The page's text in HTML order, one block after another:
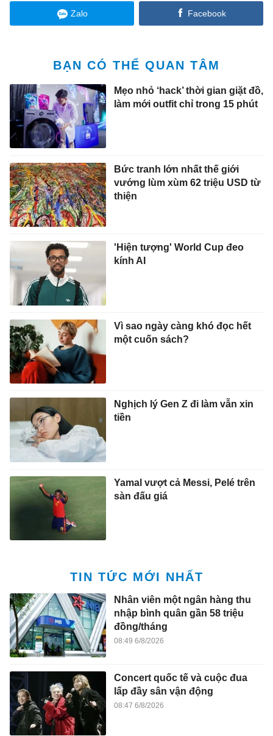
Zalo Facebook
BẠN CÓ THỂ QUAN TÂM
Mẹo nhỏ ‘hack’ thời gian giặt đồ,
làm mới outfit chỉ trong 15 phút
Bức tranh lớn nhất thế giới
vướng lùm xùm 62 triệu USD từ
thiện
'Hiện tượng' World Cup đeo
kính AI
Vì sao ngày càng khó đọc hết
một cuốn sách?
Nghịch lý Gen Z đi làm vẫn xin
tiền
Yamal vượt cả Messi, Pelé trên
sàn đấu giá
TIN TỨC MỚI NHẤT
Nhân viên một ngân hàng thu
nhập bình quân gần 58 triệu
đồng/tháng
08:49 6/8/2026
Concert quốc tế và cuộc đua
lấp đầy sân vận động
08:47 6/8/2026